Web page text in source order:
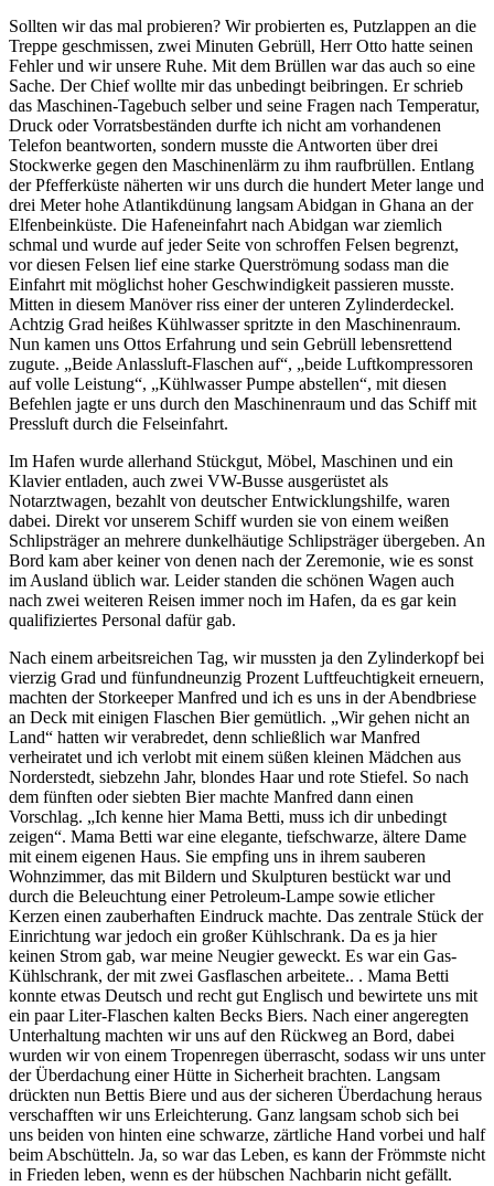
Sollten wir das mal probieren? Wir probierten es, Putzlappen an die
Treppe geschmissen, zwei Minuten Gebrüll, Herr Otto hatte seinen
Fehler und wir unsere Ruhe. Mit dem Brüllen war das auch so eine
Sache. Der Chief wollte mir das unbedingt beibringen. Er schrieb
das Maschinen-Tagebuch selber und seine Fragen nach Temperatur,
Druck oder Vorratsbeständen durfte ich nicht am vorhandenen
Telefon beantworten, sondern musste die Antworten über drei
Stockwerke gegen den Maschinenlärm zu ihm raufbrüllen. Entlang
der Pfefferküste näherten wir uns durch die hundert Meter lange und
drei Meter hohe Atlantikdünung langsam Abidgan in Ghana an der
Elfenbeinküste. Die Hafeneinfahrt nach Abidgan war ziemlich
schmal und wurde auf jeder Seite von schroffen Felsen begrenzt,
vor diesen Felsen lief eine starke Querströmung sodass man die
Einfahrt mit möglichst hoher Geschwindigkeit passieren musste.
Mitten in diesem Manöver riss einer der unteren Zylinderdeckel.
Achtzig Grad heißes Kühlwasser spritzte in den Maschinenraum.
Nun kamen uns Ottos Erfahrung und sein Gebrüll lebensrettend
zugute.
Beide Anlassluft-Flaschen auf ,
beide Luftkompressoren
auf volle Leistung , Kühlwasser Pumpe abstellen , mit diesen
Befehlen jagte er uns durch den Maschinenraum und das Schiff mit
Pressluft durch die Felseinfahrt.
Im Hafen wurde allerhand Stückgut, Möbel, Maschinen und ein
Klavier entladen, auch zwei VW-Busse ausgerüstet als
Notarztwagen, bezahlt von deutscher Entwicklungshilfe, waren
dabei. Direkt vor unserem Schiff wurden sie von einem weißen
Schlipsträger an mehrere dunkelhäutige Schlipsträger übergeben. An
Bord kam aber keiner von denen nach der Zeremonie, wie es sonst
im Ausland üblich war. Leider standen die schönen Wagen auch
nach zwei weiteren Reisen immer noch im Hafen, da es gar kein
qualifiziertes Personal dafür gab.
Nach einem arbeitsreichen Tag, wir mussten ja den Zylinderkopf bei
vierzig Grad und fünfundneunzig Prozent Luftfeuchtigkeit erneuern,
machten der Storkeeper Manfred und ich es uns in der Abendbriese
an Deck mit einigen Flaschen Bier gemütlich.
Wir gehen nicht an
Land
hatten wir verabredet, denn schließlich war Manfred
verheiratet und ich verlobt mit einem süßen kleinen Mädchen aus
Norderstedt, siebzehn Jahr, blondes Haar und rote Stiefel. So nach
dem fünften oder siebten Bier machte Manfred dann einen
Vorschlag.
Ich kenne hier Mama Betti, muss ich dir unbedingt
zeigen . Mama Betti war eine elegante, tiefschwarze, ältere Dame
mit einem eigenen Haus. Sie empfing uns in ihrem sauberen
Wohnzimmer, das mit Bildern und Skulpturen bestückt war und
durch die Beleuchtung einer Petroleum-Lampe sowie etlicher
Kerzen einen zauberhaften Eindruck machte. Das zentrale Stück der
Einrichtung war jedoch ein großer Kühlschrank. Da es ja hier
keinen Strom gab, war meine Neugier geweckt. Es war ein Gas-
Kühlschrank, der mit zwei Gasflaschen arbeitete.. . Mama Betti
konnte etwas Deutsch und recht gut Englisch und bewirtete uns mit
ein paar Liter-Flaschen kalten Becks Biers. Nach einer angeregten
Unterhaltung machten wir uns auf den Rückweg an Bord, dabei
wurden wir von einem Tropenregen überrascht, sodass wir uns unter
der Überdachung einer Hütte in Sicherheit brachten. Langsam
drückten nun Bettis Biere und aus der sicheren Überdachung heraus
verschafften wir uns Erleichterung. Ganz langsam schob sich bei
uns beiden von hinten eine schwarze, zärtliche Hand vorbei und half
beim Abschütteln. Ja, so war das Leben, es kann der Frömmste nicht
in Frieden leben, wenn es der hübschen Nachbarin nicht gefällt.